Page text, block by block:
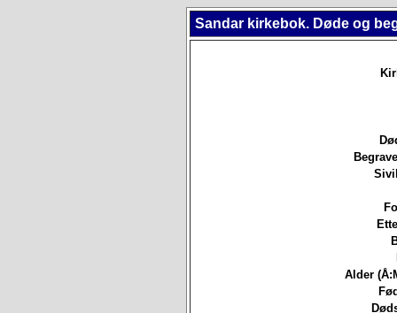
Sandar kirkebok. Døde og
Alder